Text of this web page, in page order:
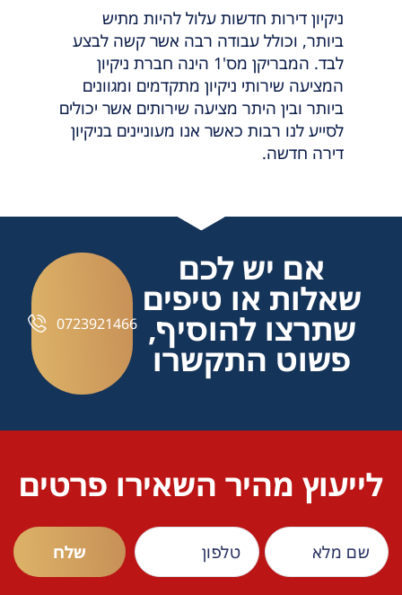
ניקיון דירות חדשות עלול להיות מתיש
ביותר, וכולל עבודה רבה אשר קשה לבצע
לבד. המבריקן מס'1 הינה חברת ניקיון
המציעה שירותי ניקיון מתקדמים ומגוונים
ביותר ובין היתר מציעה שירותים אשר יכולים
לסייע לנו רבות כאשר אנו מעוניינים בניקיון
דירה חדשה.
אם יש לכם
שאלות או טיפים
שתרצו להוסיף,
פשוט התקשרו
0723921466
לייעוץ מהיר השאירו פרטים